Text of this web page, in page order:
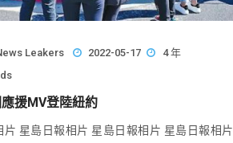
Leakers 2022-05-17
4 年
應援MV登陸紐約
片 星島日報相片 星島日報相片 星島日報相片